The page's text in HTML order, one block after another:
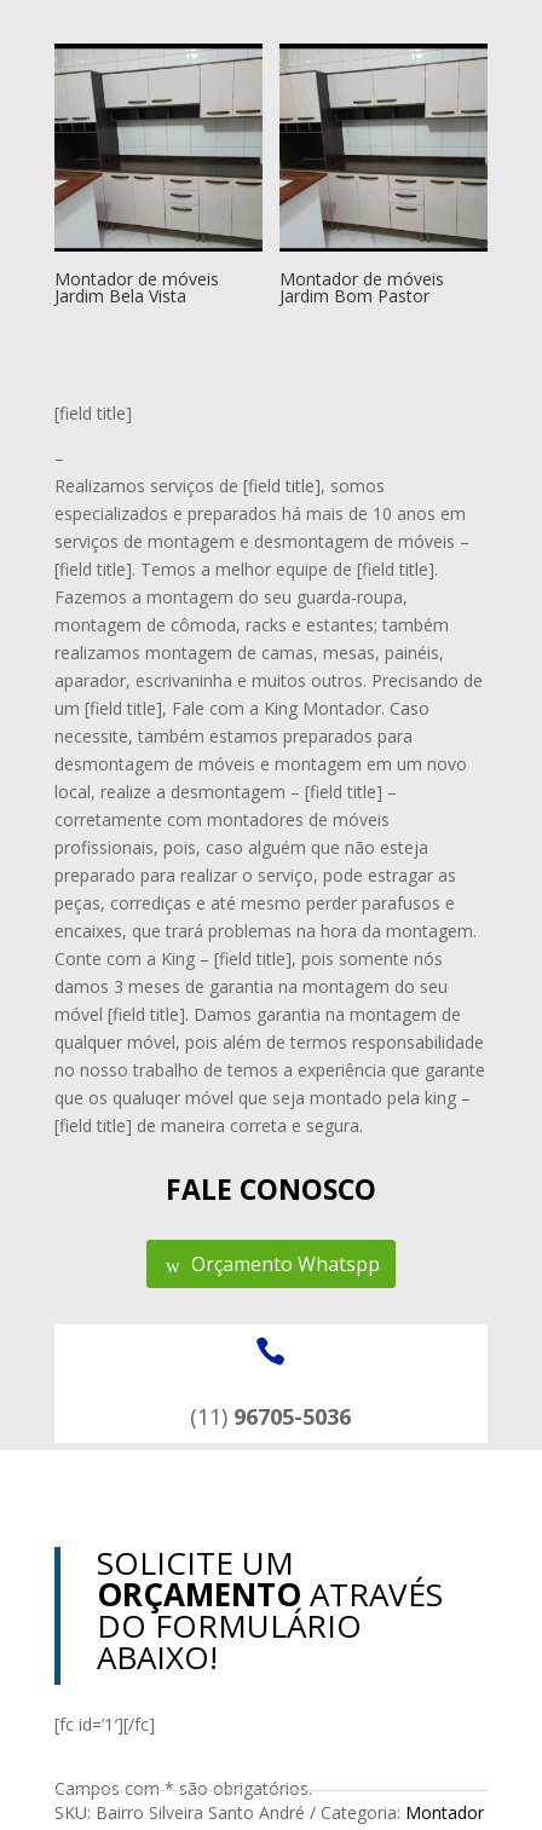
Montador de móveis
Jardim Bela Vista
Montador de móveis
Jardim Bom Pastor
[field title]
–
Realizamos serviços de [field title], somos
especializados e preparados há mais de 10 anos em
serviços de montagem e desmontagem de móveis –
[field title]. Temos a melhor equipe de [field title].
Fazemos a montagem do seu guarda-roupa,
montagem de cômoda, racks e estantes; também
realizamos montagem de camas, mesas, painéis,
aparador, escrivaninha e muitos outros. Precisando de
um [field title], Fale com a King Montador. Caso
necessite, também estamos preparados para
desmontagem de móveis e montagem em um novo
local, realize a desmontagem – [field title] –
corretamente com montadores de móveis
profissionais, pois, caso alguém que não esteja
preparado para realizar o serviço, pode estragar as
peças, corrediças e até mesmo perder parafusos e
encaixes, que trará problemas na hora da montagem.
Conte com a King – [field title], pois somente nós
damos 3 meses de garantia na montagem do seu
móvel [field title]. Damos garantia na montagem de
qualquer móvel, pois além de termos responsabilidade
no nosso trabalho de temos a experiência que garante
que os qualuqer móvel que seja montado pela king –
[field title] de maneira correta e segura.
FALE CONOSCO
Orçamento Whatspp

(11) 96705-5036
SOLICITE UM
ORÇAMENTO ATRAVÉS
DO FORMULÁRIO
ABAIXO!
[fc id=’1′][/fc]
Campos com * são obrigatórios.
SKU: Bairro Silveira Santo André Categoria: Montador